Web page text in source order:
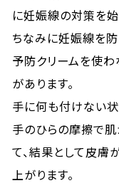
に妊娠線の対策を
ちなみに妊娠線を
予防クリームを使
があります。
手に何も付けない状
手のひらの摩擦で
て、結果として皮膚
上がります。